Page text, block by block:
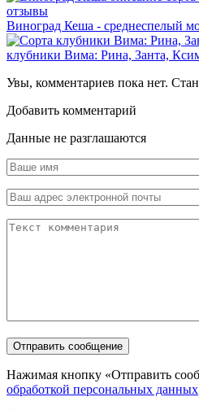
Виноград Кеша - среднеспелый
клубники Вима: Рина, Занта,
Увы, комментариев пока нет.
Добавить комментарий
Данные не разглашаются
Нажимая кнопку «Отправить
обработкой персональных данных